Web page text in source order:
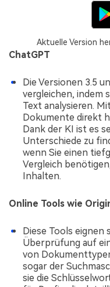
Aktuelle Version
ChatGPT
Die Versionen 3.5
vergleichen, indem
Text analysieren.
Dokumente direkt
Dank der KI ist es
Unterschiede zu
wenn Sie einen
Vergleich
Inhalten.
Online Tools wie
Diese Tools eignen
Überprüfung auf
von
sogar der
sie die